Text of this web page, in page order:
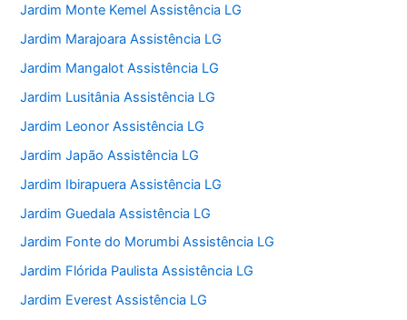
Jardim Monte Kemel Assistência LG
Jardim Marajoara Assistência LG
Jardim Mangalot Assistência LG
Jardim Lusitânia Assistência LG
Jardim Leonor Assistência LG
Jardim Japão Assistência LG
Jardim Ibirapuera Assistência LG
Jardim Guedala Assistência LG
Jardim Fonte do Morumbi Assistência LG
Jardim Flórida Paulista Assistência LG
Jardim Everest Assistência LG